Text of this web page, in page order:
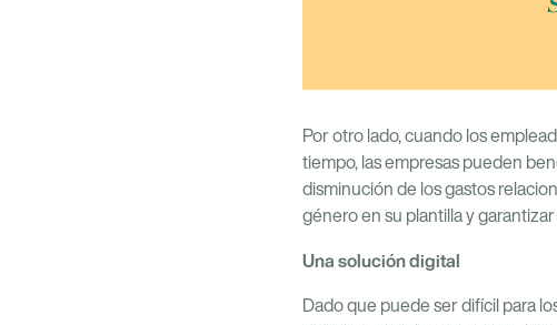
Por otro lado, cuando los
tiempo, las empresas pueden
disminución de los gastos
género en su plantilla y
Una solución digital
Dado que puede ser difícil para